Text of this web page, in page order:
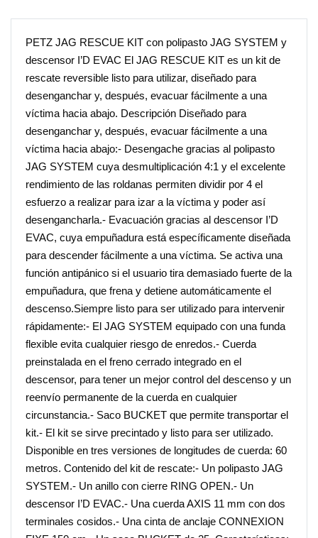
PETZ JAG RESCUE KIT con polipasto JAG SYSTEM y
descensor I’D EVAC El JAG RESCUE KIT es un kit de
rescate reversible listo para utilizar, diseñado para
desenganchar y, después, evacuar fácilmente a una
víctima hacia abajo. Descripción Diseñado para
desenganchar y, después, evacuar fácilmente a una
víctima hacia abajo:- Desengache gracias al polipasto
JAG SYSTEM cuya desmultiplicación 4:1 y el excelente
rendimiento de las roldanas permiten dividir por 4 el
esfuerzo a realizar para izar a la víctima y poder así
desengancharla.- Evacuación gracias al descensor I’D
EVAC, cuya empuñadura está específicamente diseñada
para descender fácilmente a una víctima. Se activa una
función antipánico si el usuario tira demasiado fuerte de la
empuñadura, que frena y detiene automáticamente el
descenso.Siempre listo para ser utilizado para intervenir
rápidamente:- El JAG SYSTEM equipado con una funda
flexible evita cualquier riesgo de enredos.- Cuerda
preinstalada en el freno cerrado integrado en el
descensor, para tener un mejor control del descenso y un
reenvío permanente de la cuerda en cualquier
circunstancia.- Saco BUCKET que permite transportar el
kit.- El kit se sirve precintado y listo para ser utilizado.
Disponible en tres versiones de longitudes de cuerda: 60
metros. Contenido del kit de rescate:- Un polipasto JAG
SYSTEM.- Un anillo con cierre RING OPEN.- Un
descensor I’D EVAC.- Una cuerda AXIS 11 mm con dos
terminales cosidos.- Una cinta de anclaje CONNEXION